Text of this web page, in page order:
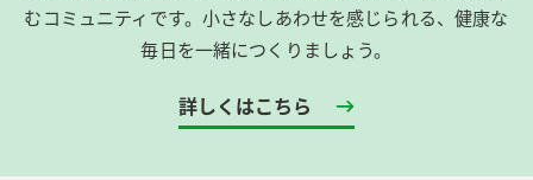
むコミュニティです。​小さなしあわせを感じられる、健康な
毎日を一緒につくりましょう。
詳しくはこちら